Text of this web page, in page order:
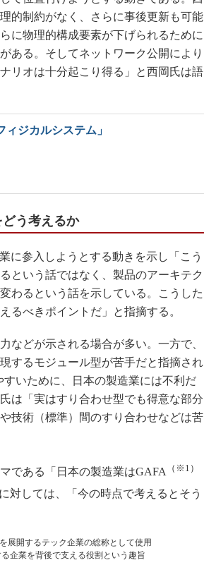
的制約がなく、さらに事後更新も可能
に物理的構成要素が下げられるために
ある。そしてネットワーク公開により
リオは十分起こり得る」と西岡氏は語
ジカルシステム」
う考えるか
参入しようとする動きを示し「こう
という話ではなく、製品のアーキテク
わるという話を示している。こうした
るべきポイントだ」と指摘する。
どが示される場合が多い。一方で、
するモジュール型が苦手だと指摘され
いために、日本の製造業には不利だ
は「実はすり合わせ型でも得意な部分
技術（標準）間のすり合わせなどは苦
である「日本の製造業はGAFA （※1）
対しては、「今の時点で考えるとそう
展開するテック企業の総称として使用
企業を背後で支える役割という趣旨